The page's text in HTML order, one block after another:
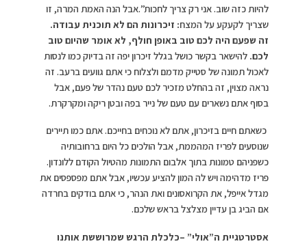
להיות כזה שוב. אני רק צריך לחכות”.אבל הנה האמת המרה, זו
שצריך לקעקע על המצח: זיכרונות הם לא תוכנית עבודה.
זה שפעם היה לכם טוב באופן חולף, לא אומר שהיום טוב
לכם. להישאר בקשר כושל בגלל זיכרון יפה זה בדיוק כמו לנסות
לאכול תמונה של סטייק מדמם ולצלוח כי אתם גוועים ברעב. זה
נראה מצוין, זה בהחלט מזכיר לכם טעם נהדר של פעם, אבל
בסוף אתם נשארים עם טעם של נייר בפה ובטן ריקה ומקרקרת.
כשאתם חיים בזיכרון, אתם לא נוכחים בחייכם. אתם כמו תיירים
שנוסעים לפריז המהממת, אבל הולכים כל היום ברחובותיה
כשפניהם טמונות בתוך אלבום התמונות מהטיול הקודם ללונדון.
פריז מדהימה ויש לה המון להציע עכשיו, אבל אתם מפספסים את
מגדל אייפל, את הקרואסונים ואת הנהר, כי אתם בודקים בחרדה
אם הביג בן עדיין מצלצל בראש שלכם.
אסטרטגיית ה”אולי” –כלכלת הרגש שמרוששת אותנו